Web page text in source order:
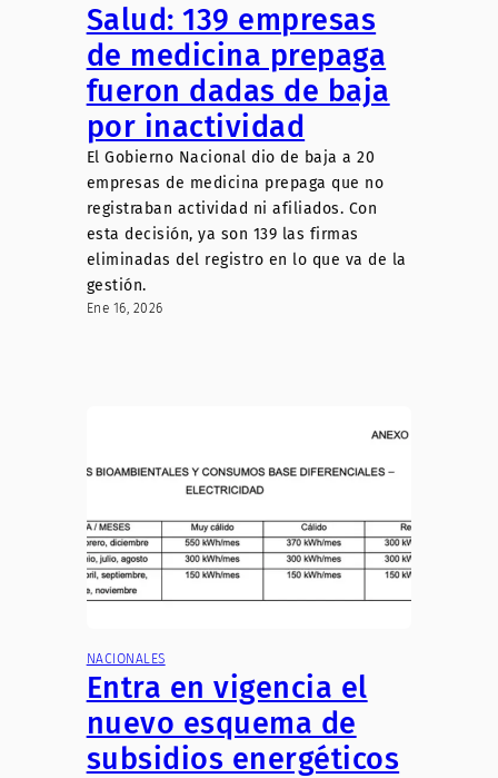
Salud: 139 empresas
de medicina prepaga
fueron dadas de baja
por inactividad
El Gobierno Nacional dio de baja a 20
empresas de medicina prepaga que no
registraban actividad ni afiliados. Con
esta decisión, ya son 139 las firmas
eliminadas del registro en lo que va de la
gestión.
Ene 16, 2026
NACIONALES
Entra en vigencia el
nuevo esquema de
subsidios energéticos